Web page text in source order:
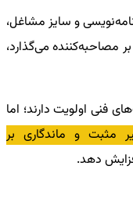
و سایز مشاغل،
مصاحبه‌کننده می‌گذارد،
فنی اولویت دارند؛ اما
مثبت و ماندگاری بر
دهد.